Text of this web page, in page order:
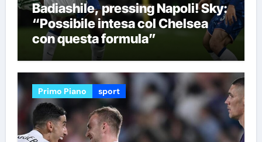
Badiashile, pressing Napoli! Sky:
“Possibile intesa col Chelsea
con questa formula”
Primo Piano sport